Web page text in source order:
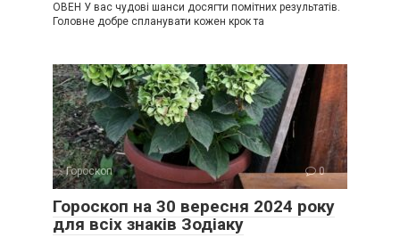
ОВЕН У вас чудові шанси досягти помітних результатів.
Головне добре спланувати кожен крок та
Гороскоп 0
Гороскоп на 30 вересня 2024 року
для всіх знаків Зодіаку